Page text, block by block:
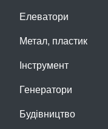
Елеватори
Метал, пластик
Інструмент
Генератори
Будівництво